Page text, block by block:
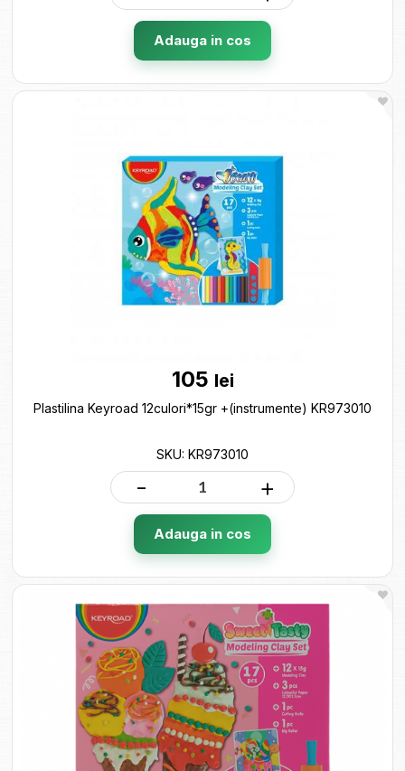
Adauga in cos
105 lei
Plastilina Keyroad 12culori*15gr +(instrumente) KR973010
SKU: KR973010
- +
Adauga in cos